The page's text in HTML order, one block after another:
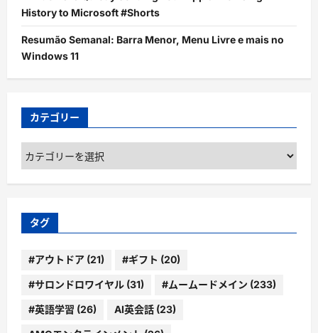
History to Microsoft #Shorts
Resumão Semanal: Barra Menor, Menu Livre e mais no
Windows 11
カテゴリー
カ
テ
ゴ
ー
タグ
#アウトドア (21) #ギフト (20)
#サロンドロワイヤル (31) #ムームードメイン (233)
#英語学習 (26) AI英会話 (23)